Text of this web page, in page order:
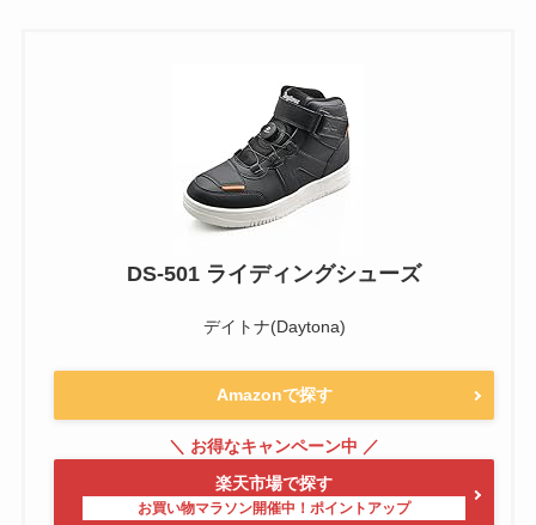
DS-501 ライディングシューズ
デイトナ(Daytona)
Amazonで探す
楽天市場で探す